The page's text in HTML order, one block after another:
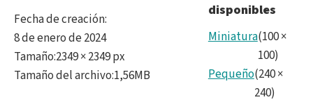
Fecha de creación:
8 de enero de 2024
Tamaño:2349 × 2349 px
Tamaño del archivo:1,56MB
disponibles
Miniatura(100×
100)
Pequeño(240×
240)